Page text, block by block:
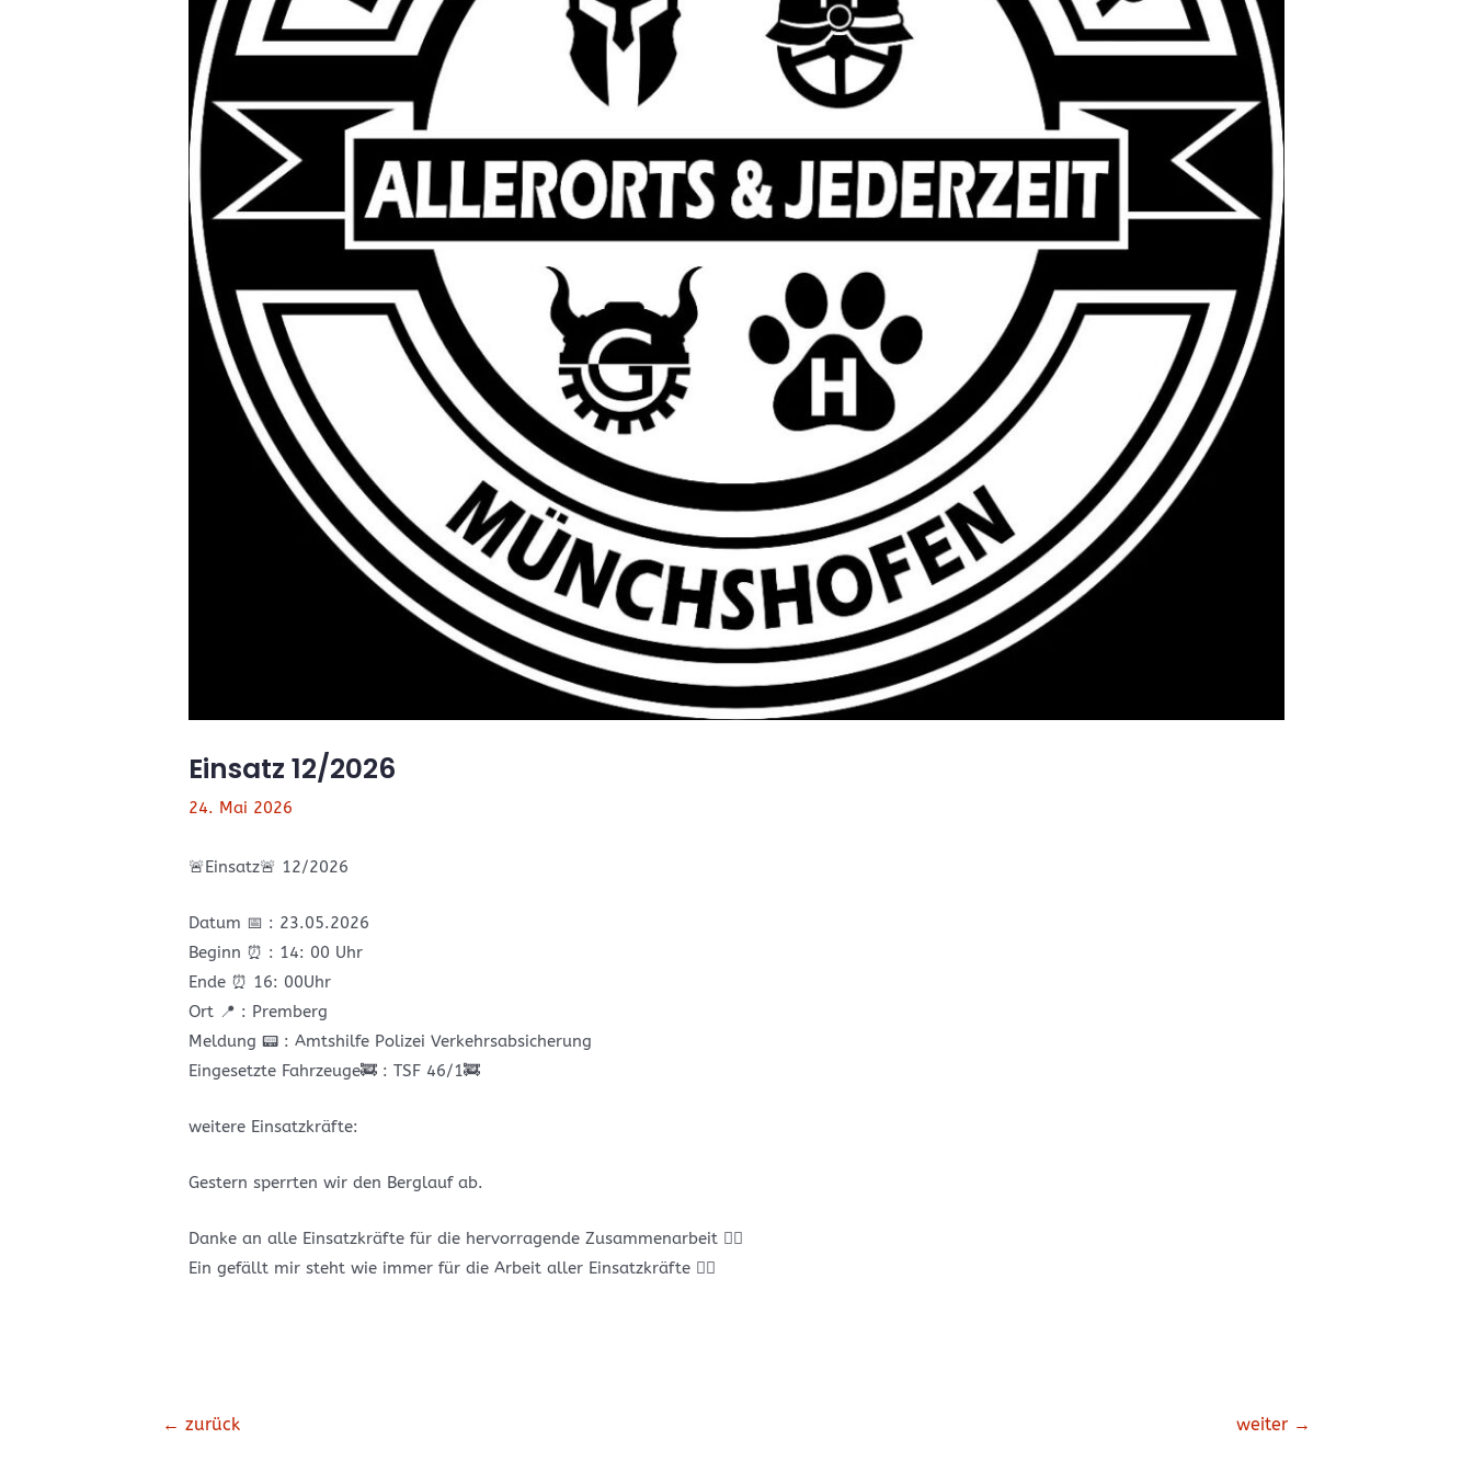
Einsatz 12/2026
24. Mai 2026
🚨Einsatz🚨 12/2026
Datum 📅 : 23.05.2026
Beginn ⏰️ : 14: 00 Uhr
Ende ⏰️ 16: 00Uhr
Ort 📍 : Premberg
Meldung 📟 : Amtshilfe Polizei Verkehrsabsicherung
Eingesetzte Fahrzeuge🚒 : TSF 46/1🚒
weitere Einsatzkräfte:
Gestern sperrten wir den Berglauf ab.
Danke an alle Einsatzkräfte für die hervorragende Zusammenarbeit 👍🏼
Ein gefällt mir steht wie immer für die Arbeit aller Einsatzkräfte 👍🏼
Beitrags-
← zurück weiter →